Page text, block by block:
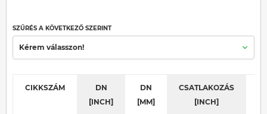
SZŰRÉS A KÖVETKEZŐ SZERINT
Kérem válasszon!
CIKKSZÁM
DN
[INCH]
DN
[MM]
CSATLAKOZÁS
[INCH]